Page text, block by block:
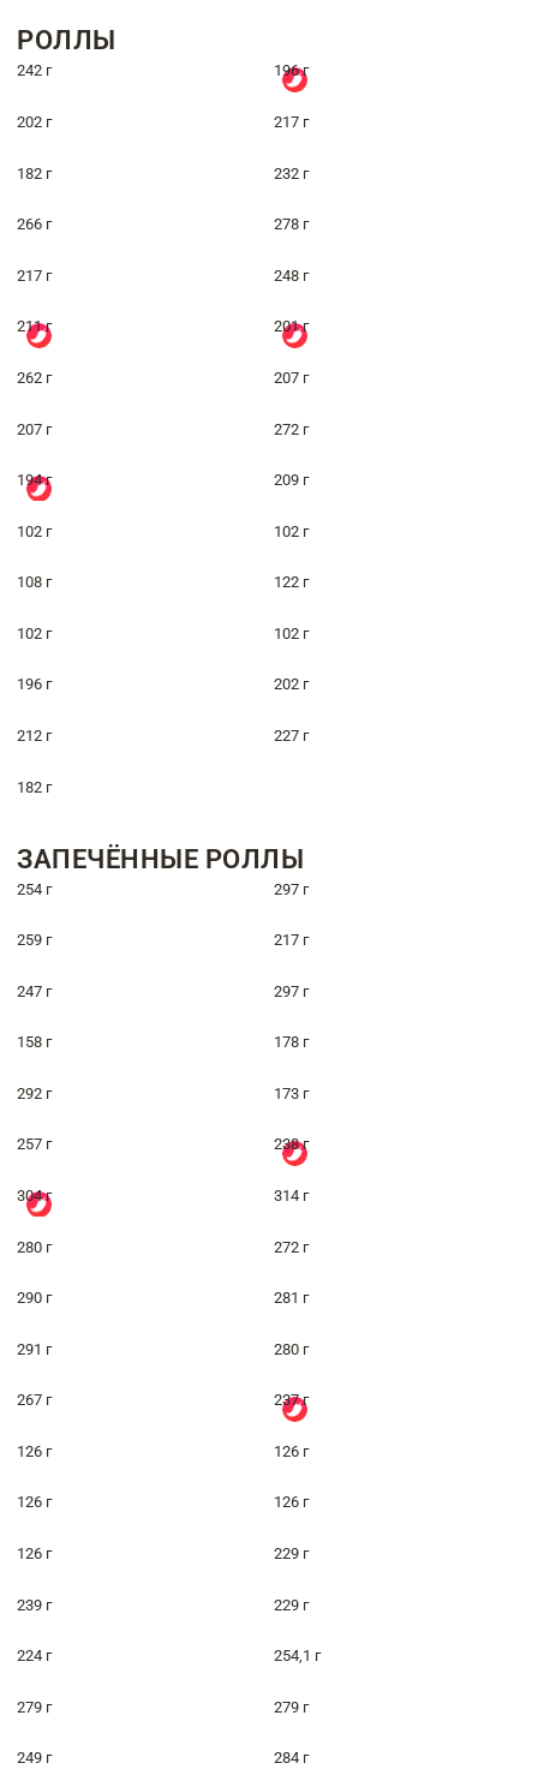
РОЛЛЫ
242 г 196 г
202 г 217 г
182 г 232 г
266 г 278 г
217 г 248 г
211 г 201 г
262 г 207 г
207 г 272 г
194 г 209 г
102 г 102 г
108 г 122 г
102 г 102 г
196 г 202 г
212 г 227 г
182 г
ЗАПЕЧЁННЫЕ РОЛЛЫ
254 г 297 г
259 г 217 г
247 г 297 г
158 г 178 г
292 г 173 г
257 г 238 г
304 г 314 г
280 г 272 г
290 г 281 г
291 г 280 г
267 г 237 г
126 г 126 г
126 г 126 г
126 г 229 г
239 г 229 г
224 г 254,1 г
279 г 279 г
249 г 284 г